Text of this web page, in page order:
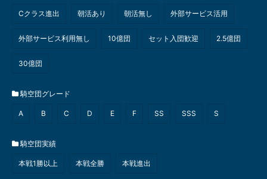
Cクラス進出 朝活あり 朝活無し 外部サービス活用
外部サービス利用無し 10億団 セット入団歓迎 2.5億団
30億団
騎空団グレード
A B C D E F SS SSS S
騎空団実績
本戦1勝以上 本戦全勝 本戦進出